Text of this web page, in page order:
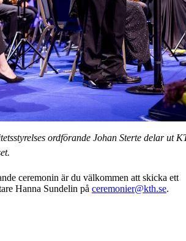
ordförande Johan Sterte delar ut
ceremonin är du välkommen att skicka ett
Hanna Sundelin på ceremonier@kth.se.